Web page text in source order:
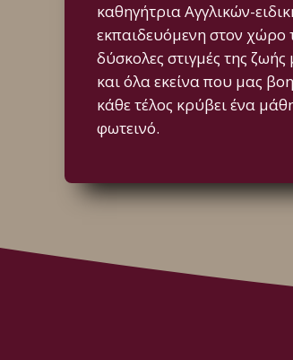
καθηγήτρια Αγγλικών-
εκπαιδευόμενη στον χώρο
δύσκολες στιγμές της
και όλα εκείνα που μας
κάθε τέλος κρύβει ένα
φωτεινό.